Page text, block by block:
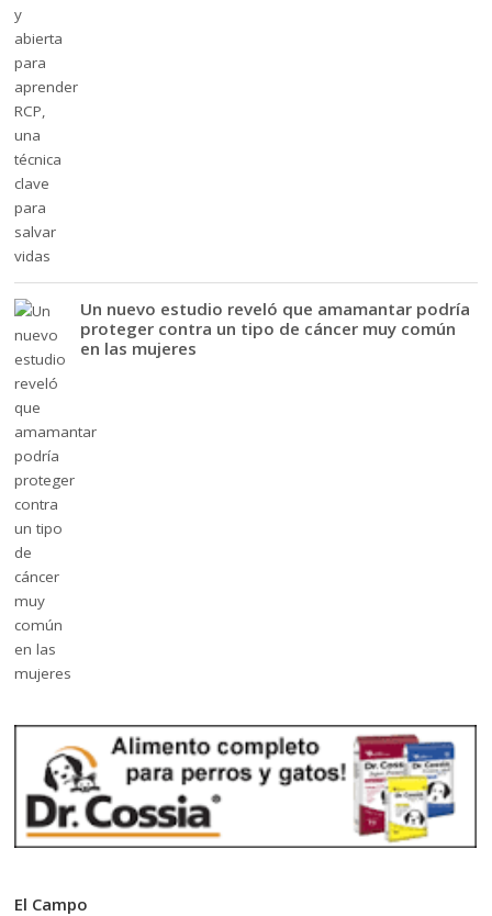
Un nuevo estudio reveló que amamantar podría
proteger contra un tipo de cáncer muy común
en las mujeres
El Campo